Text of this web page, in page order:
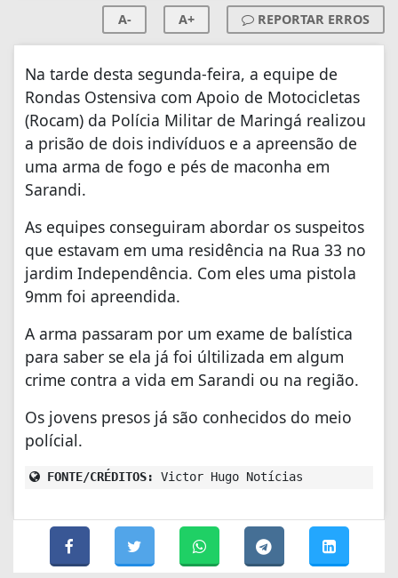
A- A+ REPORTAR ERROS
Na tarde desta segunda-feira, a equipe de
Rondas Ostensiva com Apoio de Motocicletas
(Rocam) da Polícia Militar de Maringá realizou
a prisão de dois indivíduos e a apreensão de
uma arma de fogo e pés de maconha em
Sarandi.
As equipes conseguiram abordar os suspeitos
que estavam em uma residência na Rua 33 no
jardim Independência. Com eles uma pistola
9mm foi apreendida.
A arma passaram por um exame de balística
para saber se ela já foi últilizada em algum
crime contra a vida em Sarandi ou na região.
Os jovens presos já são conhecidos do meio
polícial.
FONTE/CRÉDITOS: Victor Hugo Notícias